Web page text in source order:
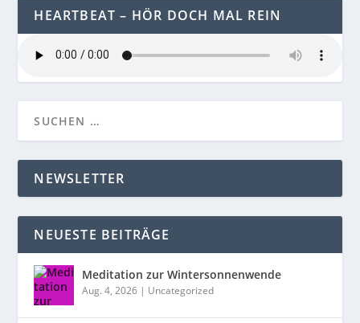
HEARTBEAT – HÖR DOCH MAL REIN
NEWSLETTER
NEUESTE BEITRÄGE
Meditation zur Wintersonnenwende
Aug. 4, 2026 | Uncategorized